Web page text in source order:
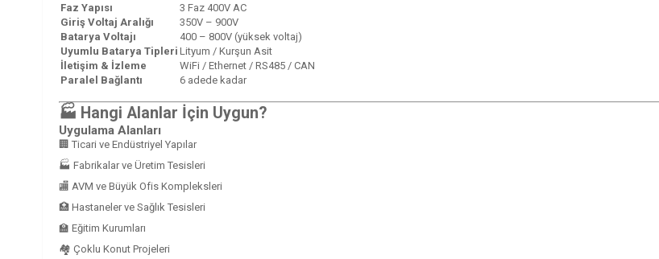
Faz Yapısı
3 Faz 400V AC
Giriş Voltaj Aralığı
350V – 900V
Batarya Voltajı
400 – 800V (yüksek voltaj)
Uyumlu Batarya Tipleri Lityum / Kurşun Asit
İletişim & İzleme
WiFi / Ethernet / RS485 / CAN
Paralel Bağlantı
6 adede kadar
🏭 Hangi Alanlar İçin Uygun?
Uygulama Alanları
🏢 Ticari ve Endüstriyel Yapılar
🏭 Fabrikalar ve Üretim Tesisleri
🏬 AVM ve Büyük Ofis Kompleksleri
🏥 Hastaneler ve Sağlık Tesisleri
🏫 Eğitim Kurumları
🏘️ Çoklu Konut Projeleri